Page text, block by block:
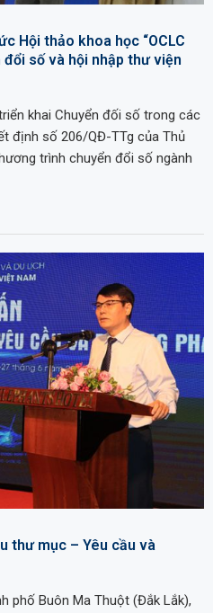
Hội thảo khoa học “OCLC
số và hội nhập thư viện
khai Chuyển đối số trong các
định số 206/QĐ-TTg của Thủ
trình chuyển đổi số ngành
thư mục – Yêu cầu và
phố Buôn Ma Thuột (Đắk Lắk),